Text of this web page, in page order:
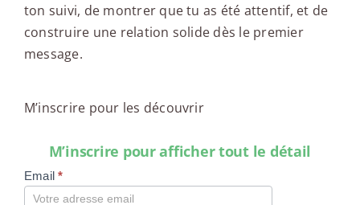
ton suivi, de montrer que tu as été attentif, et de
construire une relation solide dès le premier
message.
M’inscrire pour les découvrir
M’inscrire pour afficher tout le détail
Compte
Email*